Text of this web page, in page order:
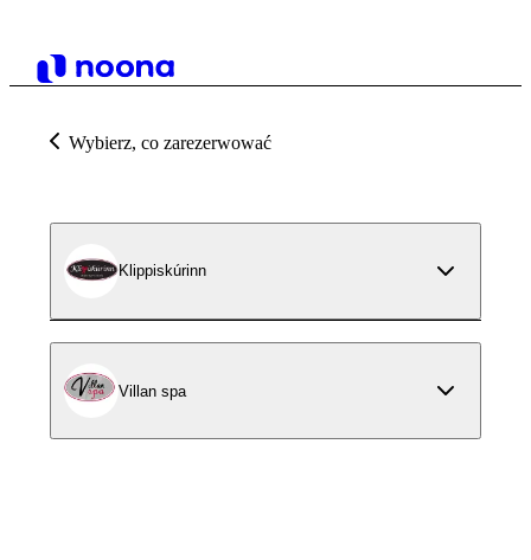
Wybierz, co zarezerwować
Klippiskúrinn
Villan spa